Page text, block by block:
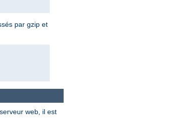
par gzip et
web, il est